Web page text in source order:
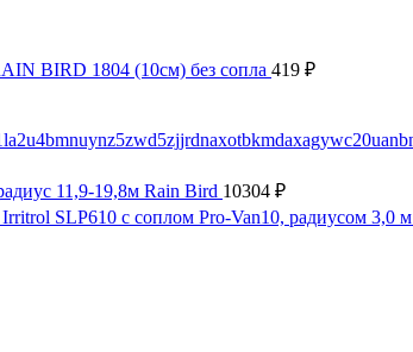
BIRD 1804 (10см) без сопла 419 ₽
11,9-19,8м Rain Bird 10304 ₽
SLP610 с соплом Pro-Van10, радиусом 3,0 м